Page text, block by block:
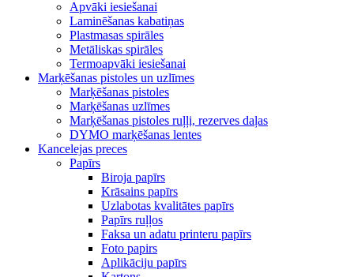
Apvāki iesiešanai
Laminēšanas kabatiņas
Plastmasas spirāles
Metāliskas spirāles
Termoapvāki iesiešanai
Marķēšanas pistoles un uzlīmes
Marķēšanas pistoles
Marķēšanas uzlīmes
Marķēšanas pistoles ruļļi, rezerves daļas
DYMO marķēšanas lentes
Kancelejas preces
Papīrs
Biroja papīrs
Krāsains papīrs
Uzlabotas kvalitātes papīrs
Papīrs ruļļos
Faksa un adatu printeru papīrs
Foto papirs
Aplikāciju papīrs